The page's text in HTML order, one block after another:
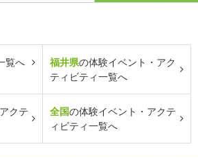
覧へ 福井県の体験イベント・アク
ティビティ一覧へ
クテ
全国の体験イベント・アクテ
ィビティ一覧へ